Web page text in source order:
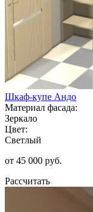
Шкаф-купе Андо
Материал фасада:
Зеркало
Цвет:
Светлый
от 45 000 руб.
Рассчитать